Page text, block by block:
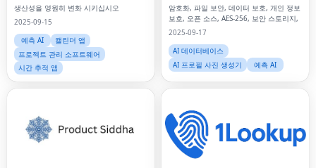
생산성을 영원히 변화 시키십시오
2025-09-15
예측 AI
캘린더 앱
프로젝트 관리 소프트웨어
시간 추적 앱
암호화, 파일 보안, 데이터 보호, 개인 정보
보호, 오픈 소스, AES-256, 보안 스토리지,
2025-09-17
AI 데이터베이스
AI 프로필 사진 생성기
예측 AI